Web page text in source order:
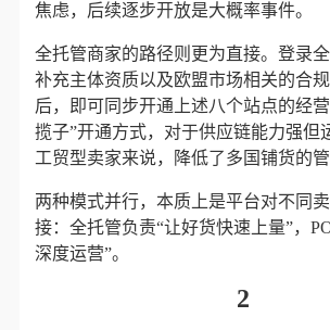
焦虑，后续逐步开放是大概率事件。
全托管商家的路径则更为直接。登录全
补充主体资质以及欧盟市场相关的合
后，即可同步开通上述八个站点的经
揽子”开通方式，对于供应链能力强但
工贸型卖家来说，降低了多国铺货的管
两种模式并行，本质上是平台对不同
接：全托管负责“让好货快速上量”，
深度运营”。
2